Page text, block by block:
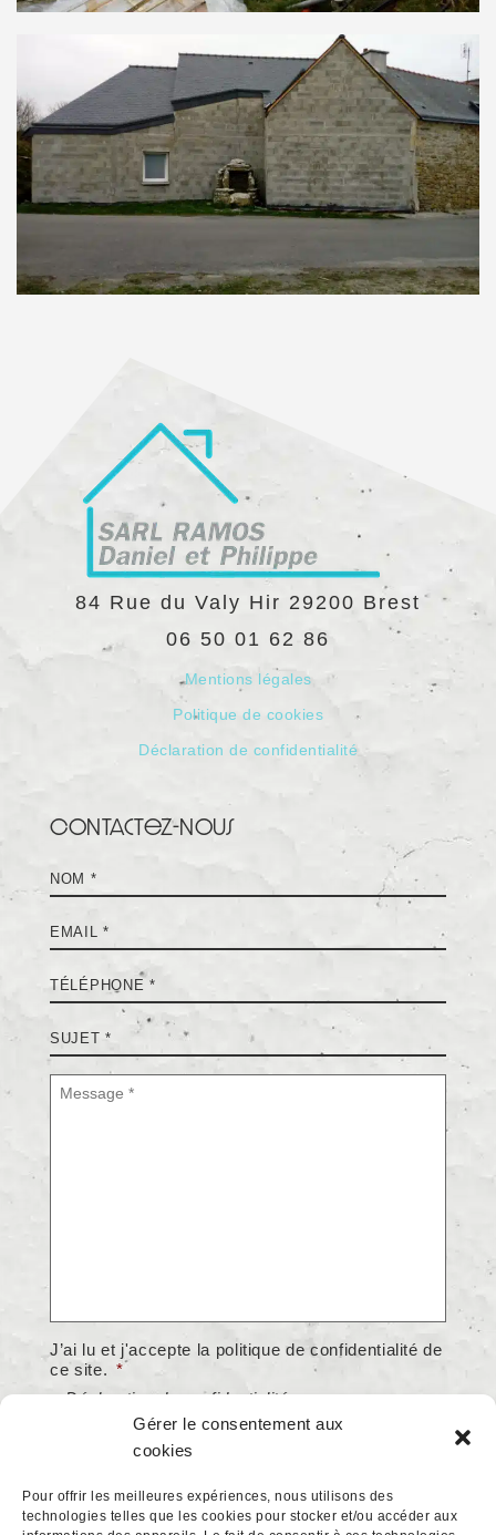
Gérer le consentement aux
cookies
Pour offrir les meilleures expériences, nous utilisons des
technologies telles que les cookies pour stocker et/ou accéder aux
84 Rue du Valy Hir 29200 Brest
06 50 01 62 86
Mentions légales
Politique de cookies
Déclaration de confidentialité
Contactez-nous
Nom *
E-
mail *
Téléphone *
Sujet *
J’ai lu et j'accepte la politique de confidentialité de
ce site. *
Accepter
> Déclaration de confidentialité
hCaptcha